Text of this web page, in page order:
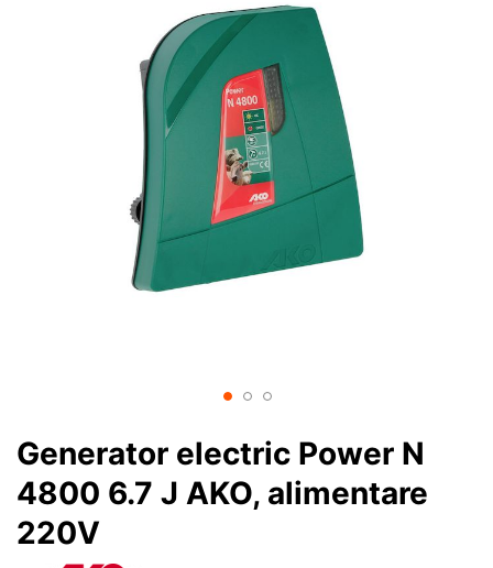
Generator electric Power N
4800 6.7 J AKO, alimentare
220V